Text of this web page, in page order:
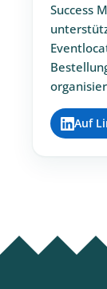
Success
Auf